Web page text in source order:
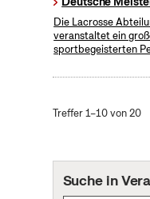
Die Lacrosse
veranstaltet ein
sportbegeisterten
Treffer 1–10 von 20
Suche in